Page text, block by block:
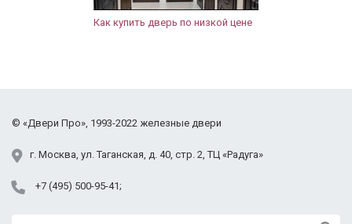
Как купить дверь по низкой цене
г. Москва, ул. Таганская, д. 40, стр. 2, ТЦ «Радуга»
+7 (495) 500-95-41
© «Двери Про», 1993-2022 железные двери